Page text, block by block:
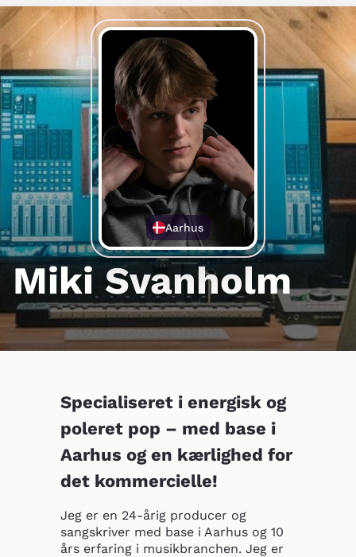
Aarhus
Miki Svanholm
Specialiseret i energisk og
poleret pop – med base i
Aarhus og en kærlighed for
det kommercielle!
Jeg er en 24-årig producer og
sangskriver med base i Aarhus og 10
års erfaring i musikbranchen. Jeg er